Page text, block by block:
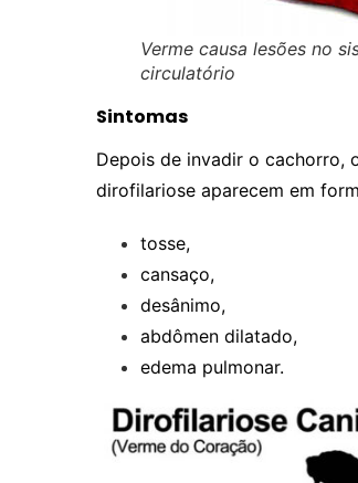
Verme causa lesões no
circulatório
Sintomas
Depois de invadir o cachorro,
dirofilariose aparecem em
tosse,
cansaço,
desânimo,
abdômen dilatado,
edema pulmonar.